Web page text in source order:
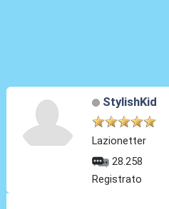
StylishKid
Lazionetter
28.258
Registrato